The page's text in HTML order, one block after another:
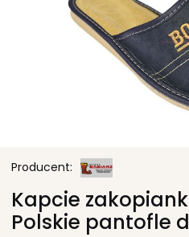
Kapcie
Polskie pantofle